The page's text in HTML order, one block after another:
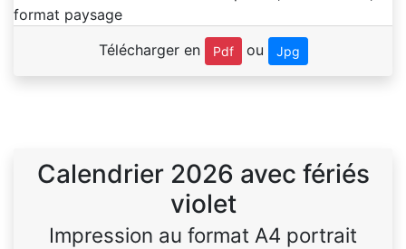
Télécharger en Pdf ou Jpg
Calendrier 2026 avec fériés
violet
Impression au format A4 portrait